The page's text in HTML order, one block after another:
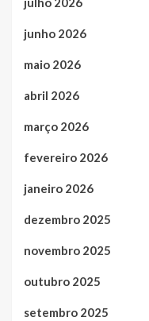
junho 2026
maio 2026
abril 2026
março 2026
fevereiro 2026
janeiro 2026
dezembro 2025
novembro 2025
outubro 2025
setembro 2025